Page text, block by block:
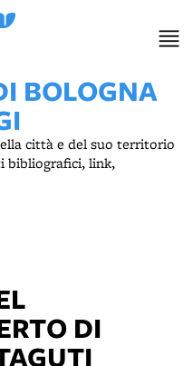
BOLOGNA
città e del suo territorio
bibliografici, link,
DI